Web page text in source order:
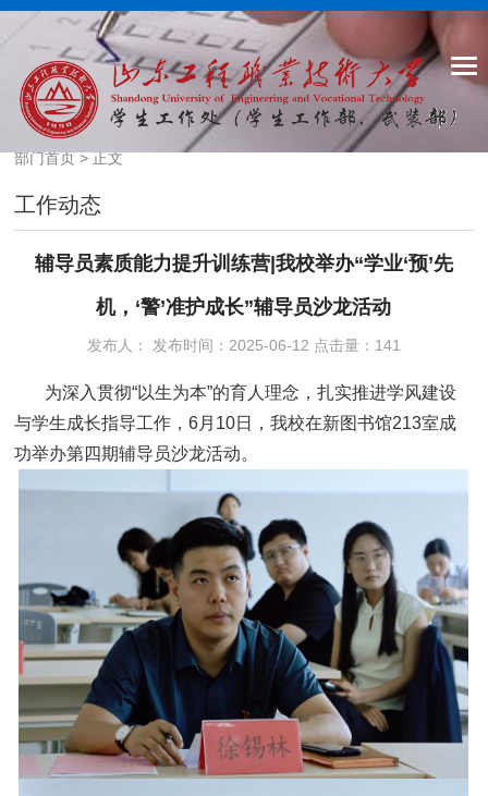
部门首页> 正文
工作动态
辅导员素质能力提升训练营|我校举办“学业‘预’先
机，‘警’准护成长”辅导员沙龙活动
发布人： 发布时间：2025-06-12 点击量： 141
为深入贯彻“以生为本”的育人理念，扎实推进学风建设
与学生成长指导工作，6月10日，我校在新图书馆213室成
功举办第四期辅导员沙龙活动。